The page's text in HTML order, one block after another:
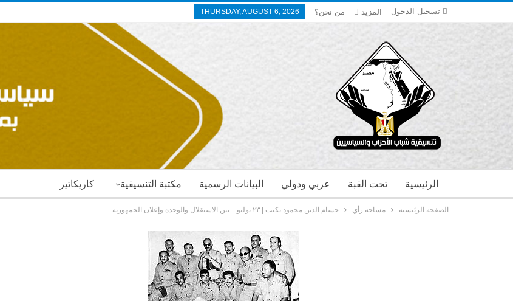
تسجيل الدخول THURSDAY, AUGUST 6, 2026 من نحن؟ المزيد
كاريكاتير مكتبة التنسيقية البيانات الرسمية عربي ودولي تحت القبة الرئيسية
الصفحة الرئيسية مساحة رأي حسام الدين محمود يكتب | ٢٣ يوليو .. بين الاستقلال والوحدة وإعلان الجمهورية